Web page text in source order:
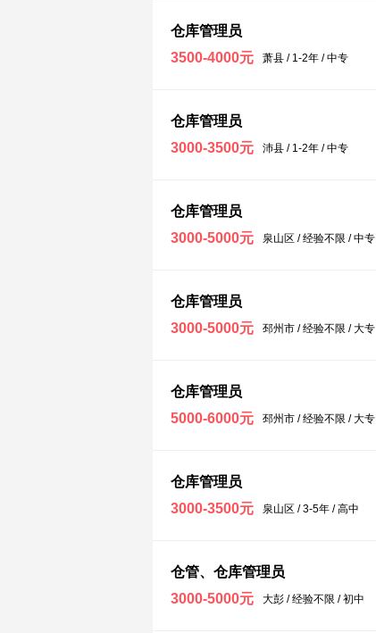
仓库管理员
3500-4000元
萧县 / 1-2年 / 中专
仓库管理员
3000-3500元
沛县 / 1-2年 / 中专
仓库管理员
3000-5000元
泉山区 / 经验不限 / 中专
仓库管理员
3000-5000元
邳州市 / 经验不限 / 大专
仓库管理员
5000-6000元
邳州市 / 经验不限 / 大专
仓库管理员
3000-3500元
泉山区 / 3-5年 / 高中
仓管、仓库管理员
3000-5000元
大彭 / 经验不限 / 初中